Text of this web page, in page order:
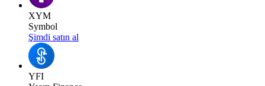
XYM
Symbol
Şimdi satın al
YFI